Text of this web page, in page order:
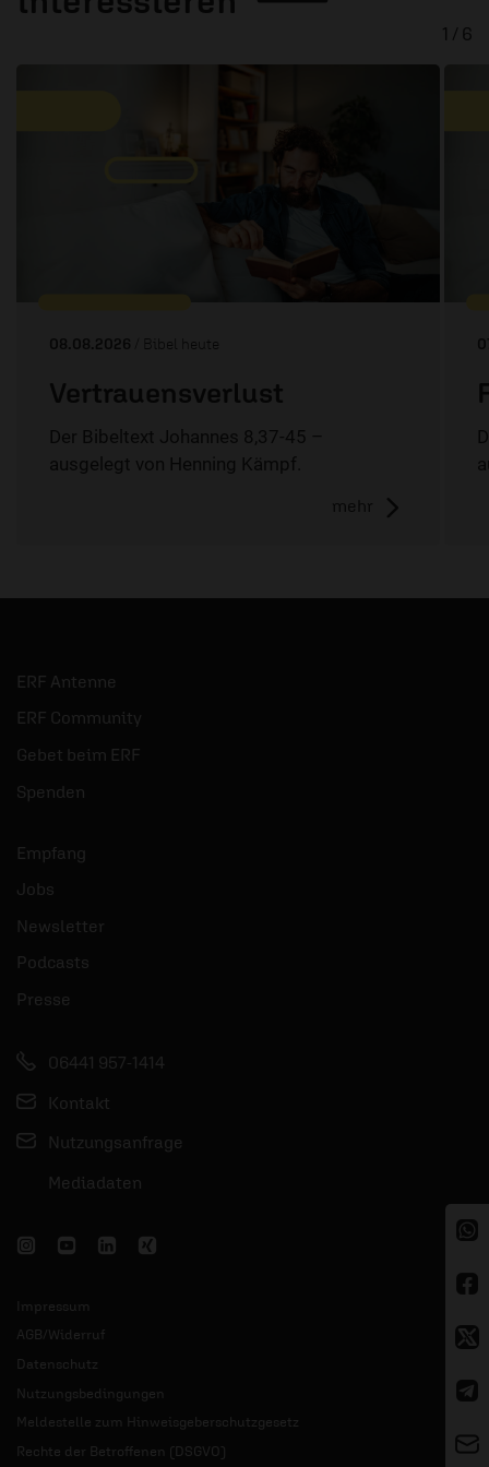
08.08.2026 / Bibel heute
Vertrauensverlust
Der Bibeltext Johannes 8,37-45 –
ausgelegt von Henning Kämpf.
mehr
1 / 6
ERF Antenne
ERF Community
Gebet beim ERF
Spenden
Empfang
Jobs
Newsletter
Podcasts
Presse
06441 957-1414
Kontakt
Nutzungsanfrage
Mediadaten
Impressum
AGB/Widerruf
Datenschutz
Nutzungsbedingungen
Meldestelle zum Hinweisgeberschutzgesetz
Rechte der Betroffenen (DSGVO)